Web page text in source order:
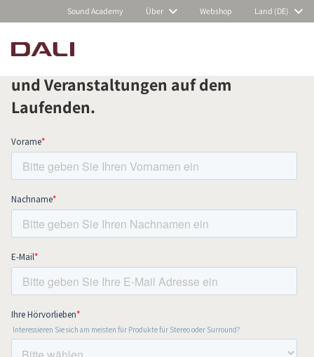
Sound Academy Über Webshop Land (DE)
PRODUKTE VERGLEICHEN
Abonnieren Sie unseren Newsletter
und bleiben Sie über alle Neuigkeiten
und Veranstaltungen auf dem
Laufenden.